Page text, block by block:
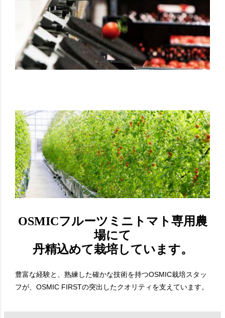
OSMICフルーツミニトマト専用農
場にて
丹精込めて栽培しています。
豊富な経験と、熟練した確かな技術を持つOSMIC栽培スタッ
フが、OSMIC FIRSTの突出したクオリティを支えています。